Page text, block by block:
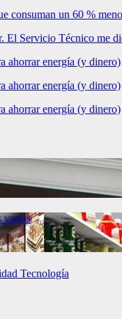
consuman un 60 %
Servicio Técnico me
ahorrar energía (y dinero)
ahorrar energía (y dinero)
ahorrar energía (y dinero)
varios
Tecnología